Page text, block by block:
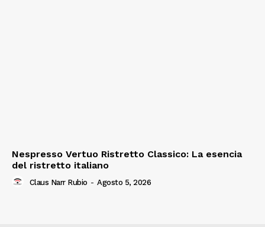
Nespresso Vertuo Ristretto Classico: La esencia
del ristretto italiano
Claus Narr Rubio - Agosto 5, 2026